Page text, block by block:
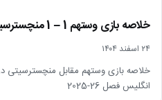
خلاصه بازی وستهم 1 – 1 منچسترسیتی (لیگ برتر انگلیس)
۲۴ اسفند ۱۴۰۴
خلاصه بازی وستهم مقابل منچسترسیتی
انگلیس فصل 26-2025